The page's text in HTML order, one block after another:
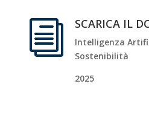
i SCARICA IL
Intelligenza
Sostenibilità
2025